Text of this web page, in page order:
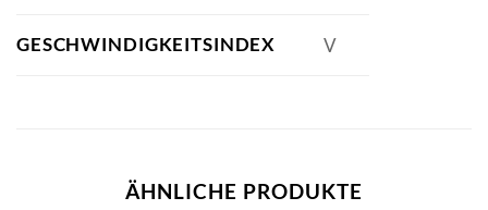
GESCHWINDIGKEITSINDEX V
ÄHNLICHE PRODUKTE